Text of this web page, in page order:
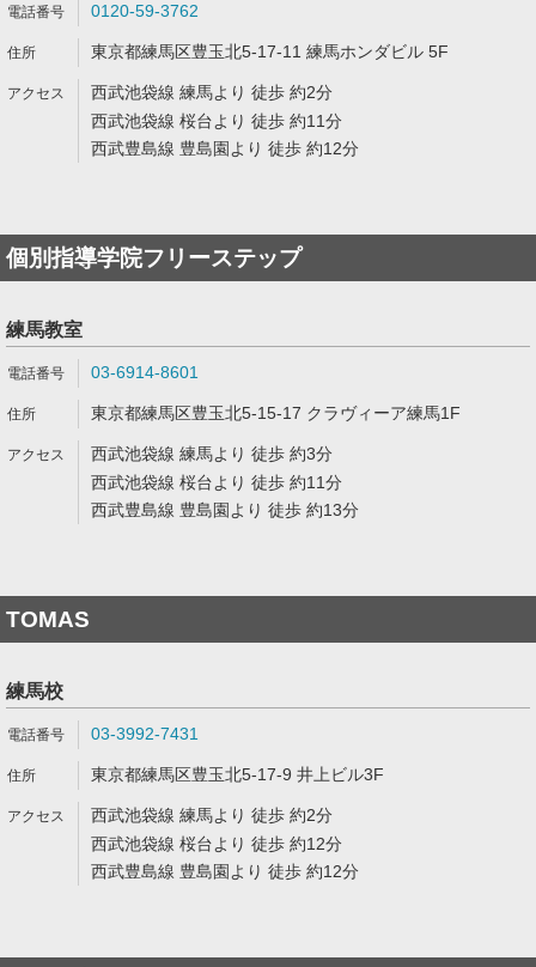
0120-59-3762
東京都練馬区豊玉北5-17-11 練馬ホンダビル 5F
西武池袋線 練馬より 徒歩 約2分
西武池袋線 桜台より 徒歩 約11分
西武豊島線 豊島園より 徒歩 約12分
個別指導学院フリーステップ
練馬教室
03-6914-8601
東京都練馬区豊玉北5-15-17 クラヴィーア練馬1F
西武池袋線 練馬より 徒歩 約3分
西武池袋線 桜台より 徒歩 約11分
西武豊島線 豊島園より 徒歩 約13分
TOMAS
練馬校
03-3992-7431
東京都練馬区豊玉北5-17-9 井上ビル3F
西武池袋線 練馬より 徒歩 約2分
西武池袋線 桜台より 徒歩 約12分
西武豊島線 豊島園より 徒歩 約12分